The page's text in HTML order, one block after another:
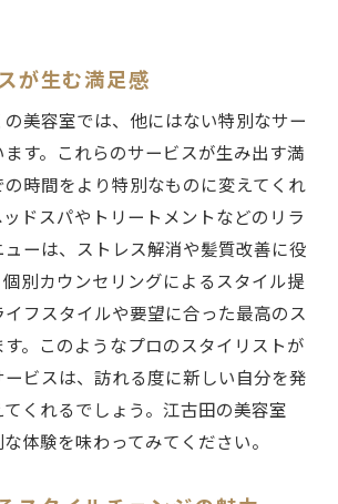
が生む満足感
美容室では、他にはない特別なサー
す。これらのサービスが生み出す満
時間をより特別なものに変えてくれ
ッドスパやトリートメントなどのリラ
ューは、ストレス解消や髪質改善に役
別カウンセリングによるスタイル提
フスタイルや要望に合った最高のス
。このようなプロのスタイリストが
ビスは、訪れる度に新しい自分を発
くれるでしょう。江古田の美容室
体験を味わってみてください。